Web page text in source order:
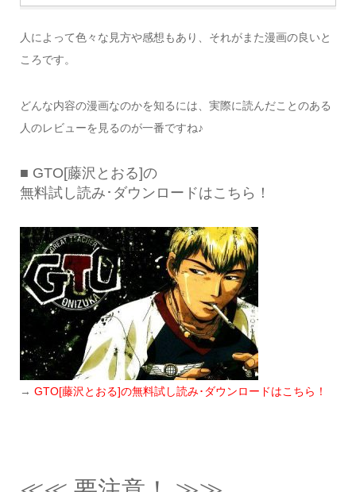
人によって色々な見方や感想もあり、それがまた漫画の良いと
ころです。
どんな内容の漫画なのかを知るには、実際に読んだことのある
人のレビューを見るのが一番ですね♪
■ GTO[藤沢とおる]の
無料試し読み･ダウンロードはこちら！
→ GTO[藤沢とおる]の無料試し読み･ダウンロードはこちら！